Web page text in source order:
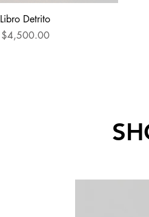
Vista rápida
Libro Detrito
Precio
$4,500.00